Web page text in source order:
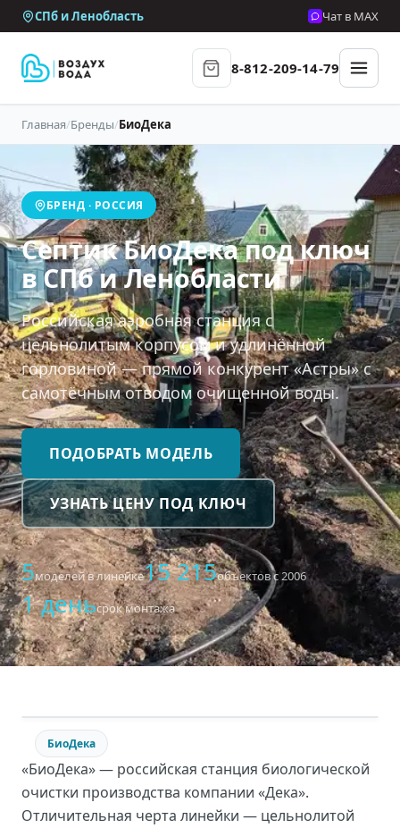
СПб и Ленобласть Чат в MAX
8-812-209-14-79
Главная/Бренды/БиоДека
БРЕНД · РОССИЯ
Септик БиоДека под ключ
в СПб и Ленобласти
Российская аэробная станция с
цельнолитым корпусом и удлинённой
горловиной — прямой конкурент «Астры» с
самотёчным отводом очищенной воды.
ПОДОБРАТЬ МОДЕЛЬ
УЗНАТЬ ЦЕНУ ПОД КЛЮЧ
5моделей в линейке15 215объектов с 2006
1 деньсрок монтажа
БиоДека
«БиоДека» — российская станция биологической
очистки производства компании «Дека».
Отличительная черта линейки — цельнолитой